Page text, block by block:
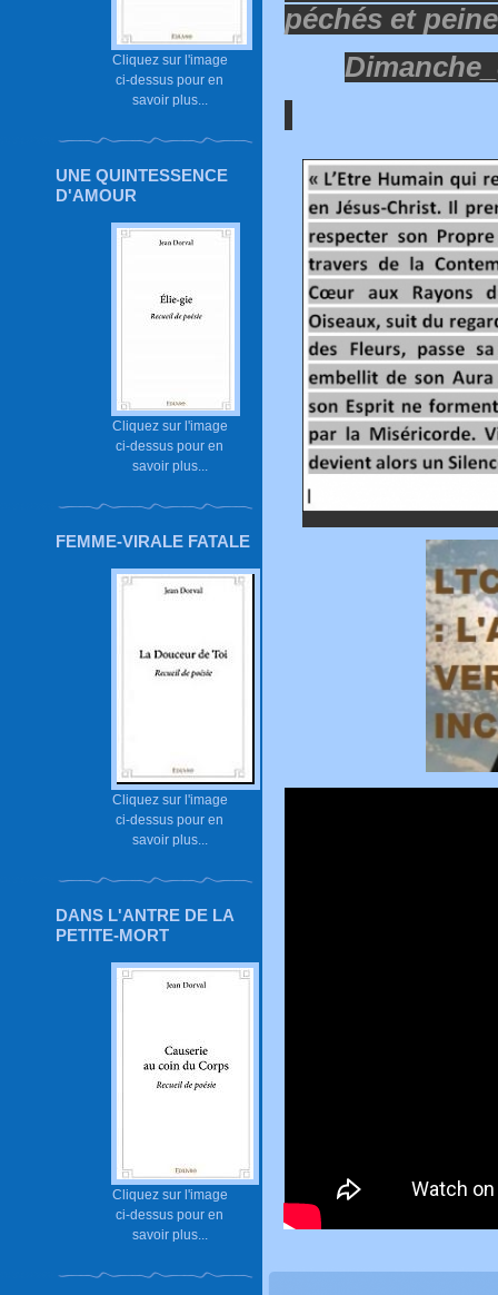
Cliquez sur l'image
ci-dessus pour en
savoir plus...
UNE QUINTESSENCE
D'AMOUR
Cliquez sur l'image
ci-dessus pour en
savoir plus...
FEMME-VIRALE FATALE
Cliquez sur l'image
ci-dessus pour en
savoir plus...
DANS L'ANTRE DE LA
PETITE-MORT
Cliquez sur l'image
ci-dessus pour en
savoir plus...
péchés et